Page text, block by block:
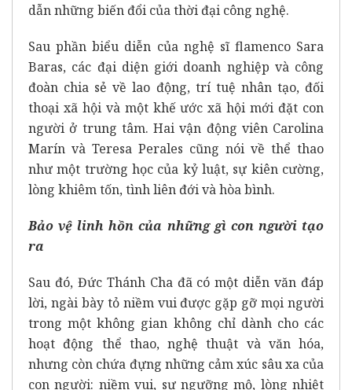
dẫn những biến đổi của thời đại công nghệ.
Sau phần biểu diễn của nghệ sĩ flamenco Sara
Baras, các đại diện giới doanh nghiệp và công
đoàn chia sẻ về lao động, trí tuệ nhân tạo, đối
thoại xã hội và một khế ước xã hội mới đặt con
người ở trung tâm. Hai vận động viên Carolina
Marín và Teresa Perales cũng nói về thể thao
như một trường học của kỷ luật, sự kiên cường,
lòng khiêm tốn, tình liên đới và hòa bình.
Bảo vệ linh hồn của những gì con người tạo
ra
Sau đó, Đức Thánh Cha đã có một diễn văn đáp
lời, ngài bày tỏ niềm vui được gặp gỡ mọi người
trong một không gian không chỉ dành cho các
hoạt động thể thao, nghệ thuật và văn hóa,
nhưng còn chứa đựng những cảm xúc sâu xa của
con người: niềm vui, sự ngưỡng mộ, lòng nhiệt